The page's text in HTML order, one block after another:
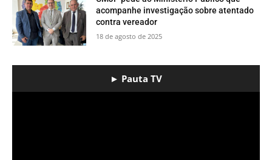
acompanhe investigação sobre atentado
contra vereador
18 de agosto de 2025
► Pauta TV